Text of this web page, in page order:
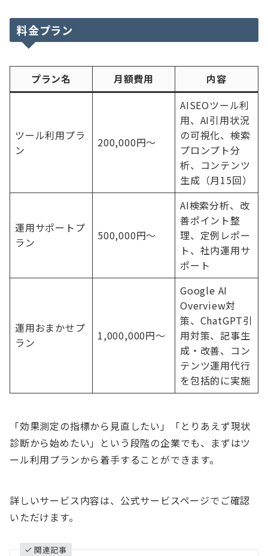
料金プラン
プラン名 月額費用 内容
ツール利用プラ
ン
200,000円〜
AISEOツール利
用、AI引用状況
の可視化、検索
プロンプト分
析、コンテンツ
生成（月15回）
運用サポートプ
ラン
500,000円〜
AI検索分析、改
善ポイント整
理、定例レポー
ト、社内運用サ
ポート
運用おまかせプ
ラン
1,000,000円〜
Google AI
Overview対
策、ChatGPT引
用対策、記事生
成・改善、コン
テンツ運用代行
を包括的に実施
「効果測定の指標から見直したい」「とりあえず現状
診断から始めたい」という段階の企業でも、まずはツ
ール利用プランから着手することができます。
詳しいサービス内容は、公式サービスページでご確認
いただけます。
関連記事